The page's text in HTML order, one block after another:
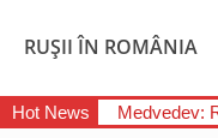
RUȘII ÎN ROMÂNIA
Hot News Medvedev: